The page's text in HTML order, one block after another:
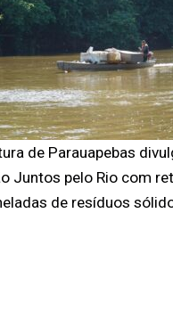
de Parauapebas
Juntos pelo Rio com
de resíduos